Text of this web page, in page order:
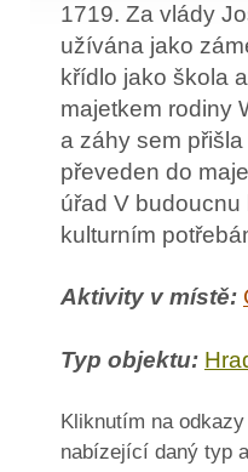
1719. Za vlády
užívána jako
křídlo jako škola
majetkem rodiny
a záhy sem
převeden do
úřad V
kulturním
Aktivity v místě:
Typ objektu:
Kliknutím na
nabízející daný typ